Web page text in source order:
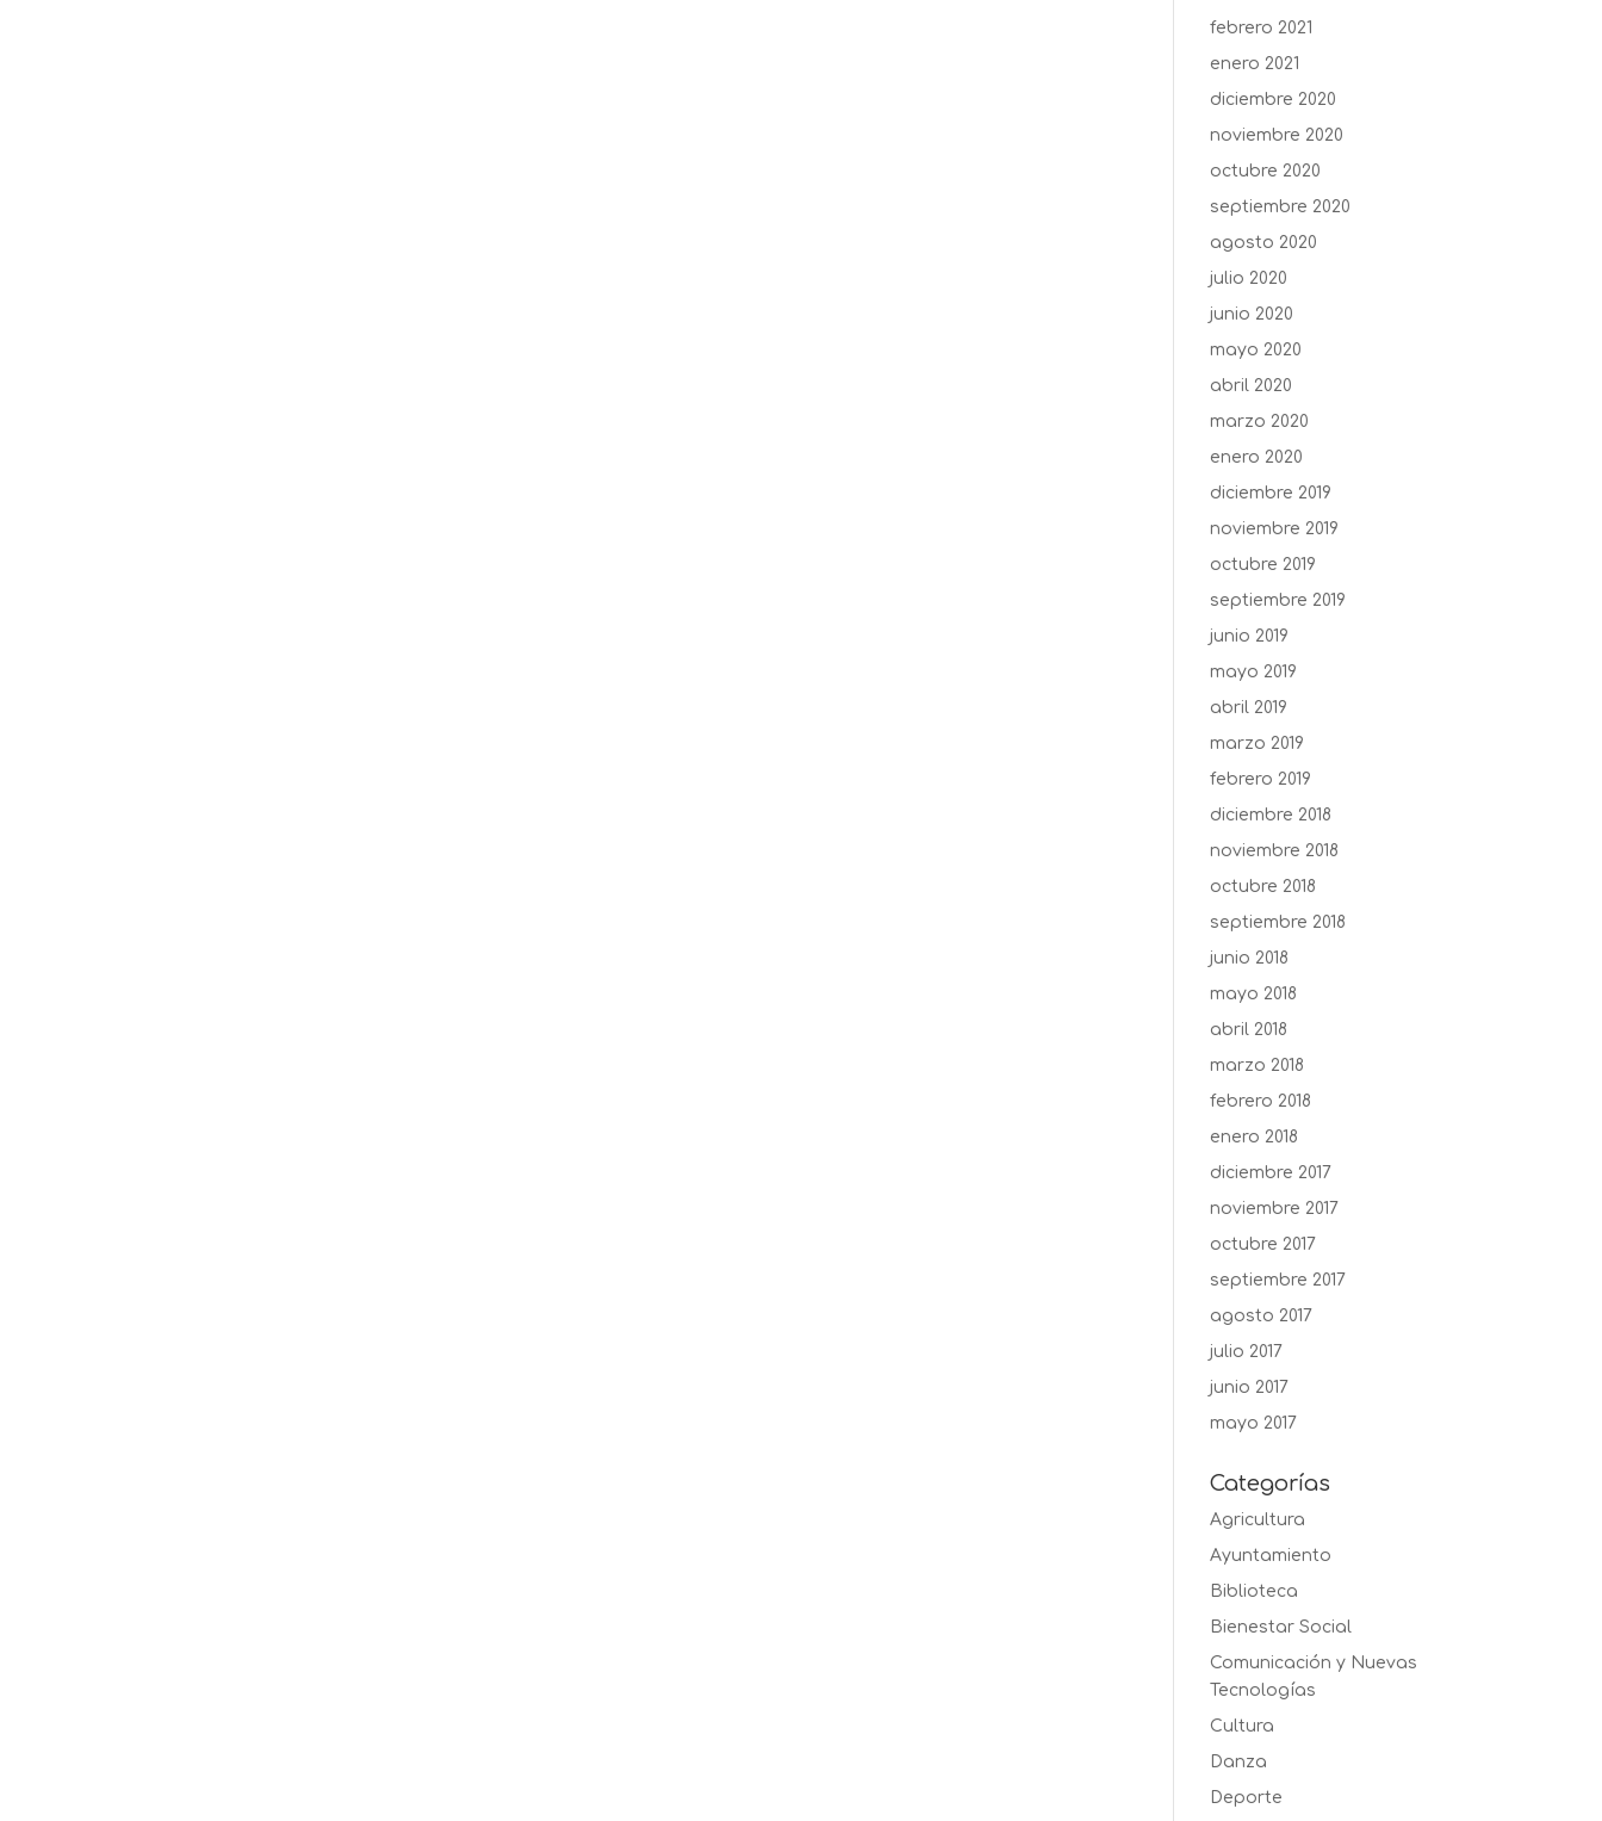
febrero 2021
enero 2021
diciembre 2020
noviembre 2020
octubre 2020
septiembre 2020
agosto 2020
julio 2020
junio 2020
mayo 2020
abril 2020
marzo 2020
enero 2020
diciembre 2019
noviembre 2019
octubre 2019
septiembre 2019
junio 2019
mayo 2019
abril 2019
marzo 2019
febrero 2019
diciembre 2018
noviembre 2018
octubre 2018
septiembre 2018
junio 2018
mayo 2018
abril 2018
marzo 2018
febrero 2018
enero 2018
diciembre 2017
noviembre 2017
octubre 2017
septiembre 2017
agosto 2017
julio 2017
junio 2017
mayo 2017
Categorías
Agricultura
Ayuntamiento
Biblioteca
Bienestar Social
Comunicación y Nuevas
Tecnologías
Cultura
Danza
Deporte